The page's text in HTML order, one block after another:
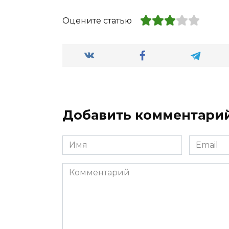
Оцените статью
Добавить
Имя
*
Email
*
Комментарий